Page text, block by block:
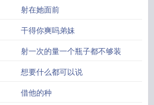
射在她面前
干得你爽吗弟妹
射一次的量一个瓶子都不够装
想要什么都可以说
借他的种